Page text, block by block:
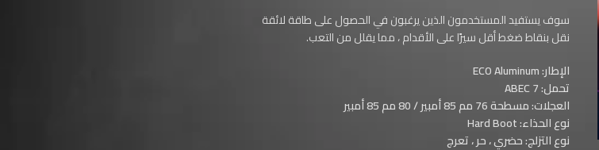
سوف يستفيد المستخدمون الذين يرغبون في الحصول على طاقة لائقة
نقل بنقاط ضغط أقل سيرًا على الأقدام ، مما يقلل من التعب.
الإطار: ECO Aluminum
تحمل: ABEC 7
العجلات: مسطحة 76 مم 85 أمبير / 80 مم 85 أمبير
نوع الحذاء: Hard Boot
نوع التزلج: حضري ، حر ، تعرج